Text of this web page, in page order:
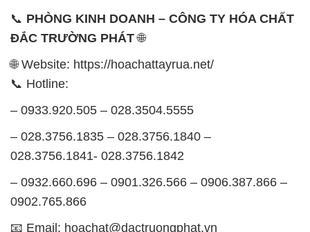
– 0933.920.505 – 028.3504.5555
028.3756.1841- 028.3756.1842
0902.765.866
📧 Email: hoachat@dactruongphat.vn
TRƯỜNG PHÁT